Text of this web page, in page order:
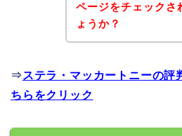
ページをチェックさ
ょうか？
⇒ ステラ・マッカートニーの評
ちらをクリック